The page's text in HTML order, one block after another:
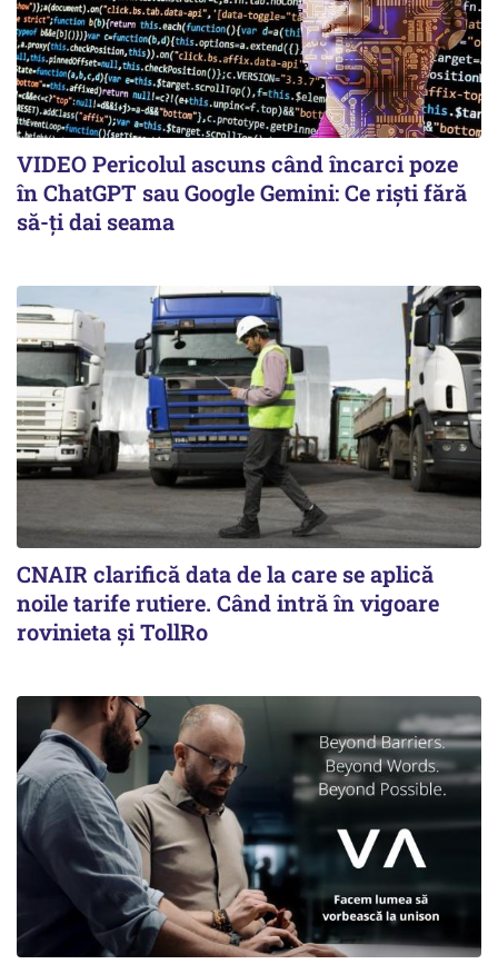
VIDEO Pericolul ascuns când încarci poze
în ChatGPT sau Google Gemini: Ce riști fără
să-ți dai seama
CNAIR clarifică data de la care se aplică
noile tarife rutiere. Când intră în vigoare
rovinieta și TollRo